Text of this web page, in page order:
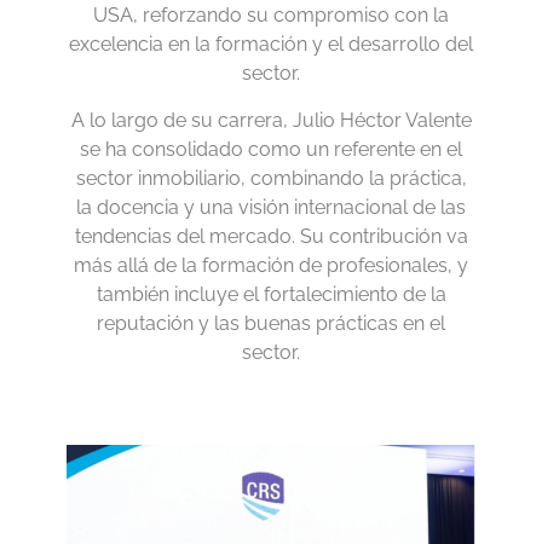
USA, reforzando su compromiso con la
excelencia en la formación y el desarrollo del
sector.
A lo largo de su carrera, Julio Héctor Valente
se ha consolidado como un referente en el
sector inmobiliario, combinando la práctica,
la docencia y una visión internacional de las
tendencias del mercado. Su contribución va
más allá de la formación de profesionales, y
también incluye el fortalecimiento de la
reputación y las buenas prácticas en el
sector.